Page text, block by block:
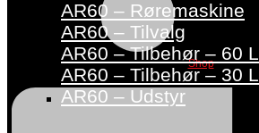
Shop
AR60 – Røremaskine
AR60 – Tilvalg
AR60 – Tilbehør – 60 L
AR60 – Tilbehør – 30 L
AR60 – Udstyr